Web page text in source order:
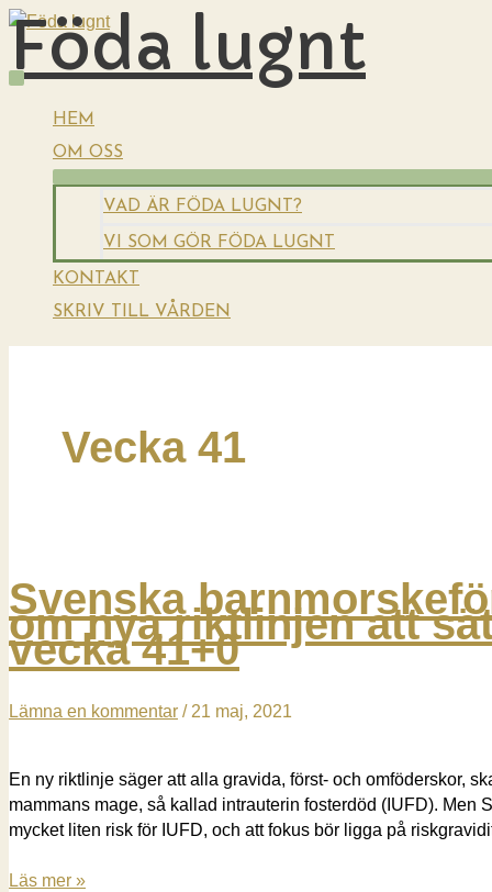
Hoppa
till
innehåll
Föda lugnt
HUVUDMENY
HEM
OM OSS
VAD ÄR FÖDA LUGNT?
VI SOM GÖR FÖDA LUGNT
KONTAKT
SKRIV TILL VÅRDEN
Vecka 41
Svenska
om nya riktlinjen att
vecka 41+0
Lämna en kommentar / 21 maj, 2021
En ny riktlinje säger att alla gravida, först- och omföderskor,
mammans mage, så kallad intrauterin fosterdöd (IUFD). Men
mycket liten risk för IUFD, och att fokus bör ligga på
Svenska
Läs mer »